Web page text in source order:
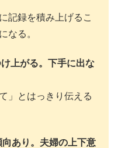
記録を積み上げるこ
なる。
上がる。下手に出な
」とはっきり伝える
あり。夫婦の上下意